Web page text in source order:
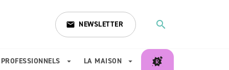
email NEWSLETTER search
PROFESSIONNELS arrow_drop_down LA MAISON arrow_drop_down
search